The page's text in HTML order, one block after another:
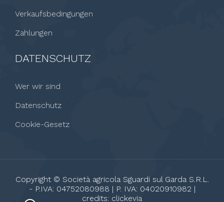
Verkaufsbedingungen
Zahlungen
DATENSCHUTZ
Wer wir sind
Datenschutz
Cookie-Gesetz
Copyright © Società agricola Sguardi sul Garda S.R.L.
- P.IVA: 04752080988 | P. IVA: 04020910982 |
credits: clickevia